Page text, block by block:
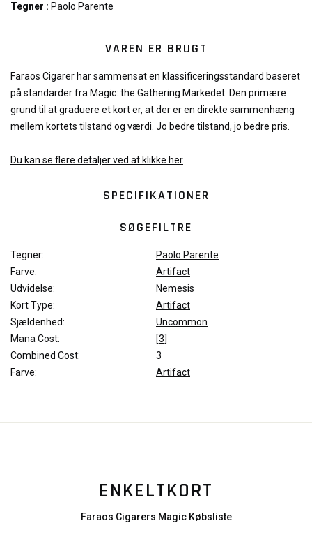
Tegner : Paolo Parente
VAREN ER BRUGT
Faraos Cigarer har sammensat en klassificeringsstandard baseret
på standarder fra Magic: the Gathering Markedet. Den primære
grund til at graduere et kort er, at der er en direkte sammenhæng
mellem kortets tilstand og værdi. Jo bedre tilstand, jo bedre pris.
Du kan se flere detaljer ved at klikke her
SPECIFIKATIONER
SØGEFILTRE
Tegner:
Paolo Parente
Farve:
Artifact
Udvidelse:
Nemesis
Kort Type:
Artifact
Sjældenhed:
Uncommon
Mana Cost:
[3]
Combined Cost:
3
Farve:
Artifact
ENKELTKORT
Faraos Cigarers Magic Købsliste